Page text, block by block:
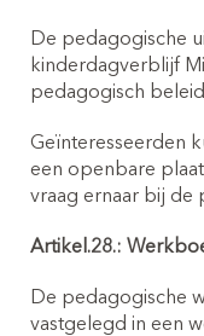
De pedagogische
kinderdagverblijf
pedagogisch
Geïnteresseerden
een openbare
vraag ernaar bij de
Artikel.28.:
De pedagogische
vastgelegd in een